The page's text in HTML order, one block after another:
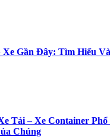
Xe Gần Đây: Tìm Hiểu
Tải – Xe Container
Chúng